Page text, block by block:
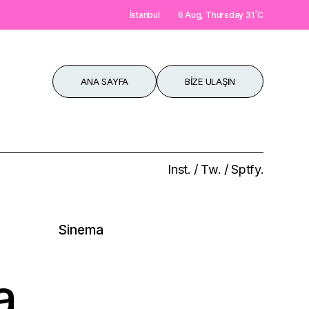
İstanbul 6 Aug, Thursday 31°C
ANA SAYFA BIZE ULAŞIN
Inst. / Tw. /Sptfy.
Sinema